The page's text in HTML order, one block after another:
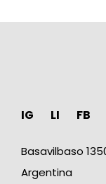
IG LI FB
Basavilbaso
Argentina